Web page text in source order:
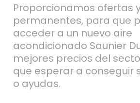
Proporcionamos ofertas
permanentes, para que
acceder a un nuevo aire
acondicionado Saunier
mejores precios del
que esperar a conseguir
o ayudas.